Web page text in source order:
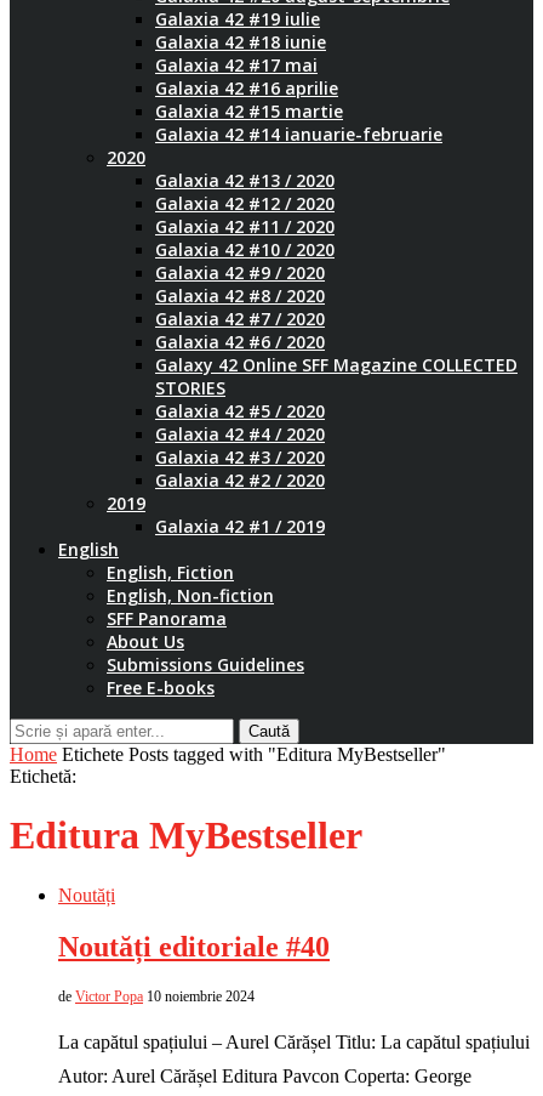
Galaxia 42 #19 iulie
Galaxia 42 #18 iunie
Galaxia 42 #17 mai
Galaxia 42 #16 aprilie
Galaxia 42 #15 martie
Galaxia 42 #14 ianuarie-februarie
2020
Galaxia 42 #13 / 2020
Galaxia 42 #12 / 2020
Galaxia 42 #11 / 2020
Galaxia 42 #10 / 2020
Galaxia 42 #9 / 2020
Galaxia 42 #8 / 2020
Galaxia 42 #7 / 2020
Galaxia 42 #6 / 2020
Galaxy 42 Online SFF Magazine COLLECTED
STORIES
Galaxia 42 #5 / 2020
Galaxia 42 #4 / 2020
Galaxia 42 #3 / 2020
Galaxia 42 #2 / 2020
2019
Galaxia 42 #1 / 2019
English
English, Fiction
English, Non-fiction
SFF Panorama
About Us
Submissions Guidelines
Free E-books
Caută
Home Etichete Posts tagged with "Editura MyBestseller"
Etichetă:
Editura MyBestseller
Noutăți
Noutăți editoriale #40
de Victor Popa 10 noiembrie 2024
La capătul spațiului – Aurel Cărășel Titlu: La capătul spațiului
Autor: Aurel Cărășel Editura Pavcon Coperta: George